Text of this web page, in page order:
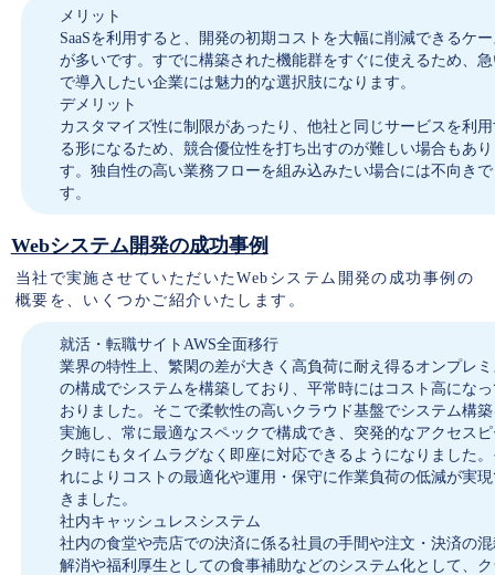
メリット
SaaSを利用すると、開発の初期コストを大幅に削減できるケ
が多いです。すでに構築された機能群をすぐに使えるため、
で導入したい企業には魅力的な選択肢になります。
デメリット
カスタマイズ性に制限があったり、他社と同じサービスを利
る形になるため、競合優位性を打ち出すのが難しい場合もあ
す。独自性の高い業務フローを組み込みたい場合には不向きで
す。
Webシステム開発の成功事例
当社で実施させていただいたWebシステム開発の成功事例の
概要を、いくつかご紹介いたします。
就活・転職サイトAWS全面移行
業界の特性上、繁閑の差が大きく高負荷に耐え得るオンプレ
の構成でシステムを構築しており、平常時にはコスト高にな
おりました。そこで柔軟性の高いクラウド基盤でシステム構
実施し、常に最適なスペックで構成でき、突発的なアクセス
ク時にもタイムラグなく即座に対応できるようになりました
れによりコストの最適化や運用・保守に作業負荷の低減が実
きました。
社内キャッシュレスシステム
社内の食堂や売店での決済に係る社員の手間や注文・決済の
解消や福利厚生としての食事補助などのシステム化として、